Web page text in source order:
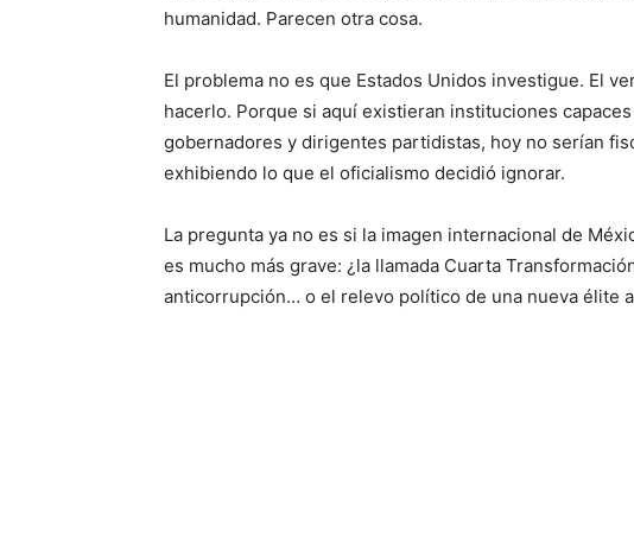
humanidad. Parecen otra cosa.
El problema no es que Estados Unidos investigue. El
hacerlo. Porque si aquí existieran instituciones
gobernadores y dirigentes partidistas, hoy no serían
exhibiendo lo que el oficialismo decidió ignorar.
La pregunta ya no es si la imagen internacional de
es mucho más grave: ¿la llamada Cuarta
anticorrupción… o el relevo político de una nueva élite